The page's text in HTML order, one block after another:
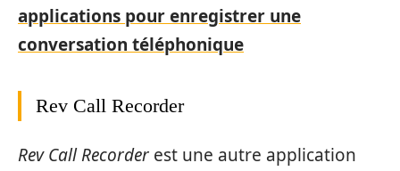
applications pour enregistrer une
conversation téléphonique
Rev Call Recorder
Rev Call Recorder est une autre application